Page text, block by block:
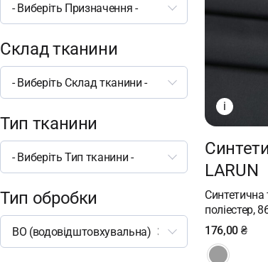
- Виберіть Призначення -
Склад тканини
- Виберіть Склад тканини -
Тип тканини
- Виберіть Тип тканини -
Тип обробки
ВО (водовідштовхувальна) 37
i
LARUN
Синтетична
поліестер,
176,00 ₴